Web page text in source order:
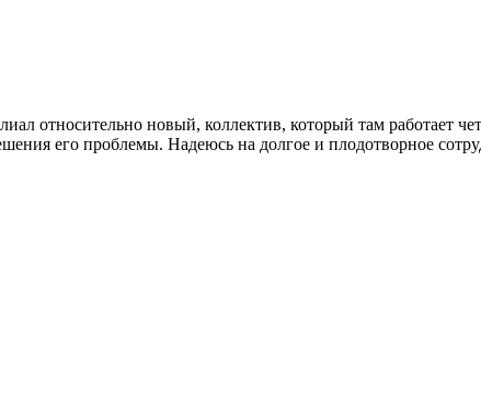
относительно новый, коллектив, который там работает
его проблемы. Надеюсь на долгое и плодотворное